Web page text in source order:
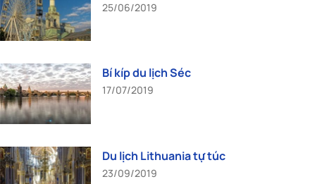
25/06/2019
Bí kíp du lịch Séc
17/07/2019
Du lịch Lithuania tự túc
23/09/2019